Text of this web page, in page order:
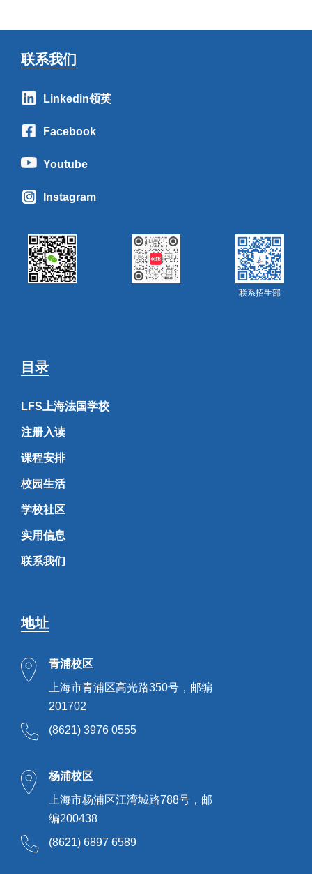
联系我们
Linkedin领英
Facebook
Youtube
Instagram
联系招生部
目录
LFS上海法国学校
注册入读
课程安排
校园生活
学校社区
实用信息
联系我们
地址
青浦校区
上海市青浦区高光路350号，邮编
201702
(8621) 3976 0555
杨浦校区
上海市杨浦区江湾城路788号，邮
编200438
(8621) 6897 6589